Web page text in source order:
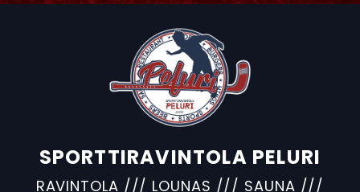
SPORTTIRAVINTOLA PELURI
RAVINTOLA /// LOUNAS /// SAUNA ///